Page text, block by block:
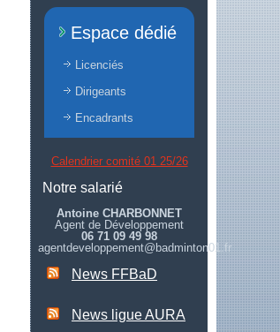
Espace dédié
Licenciés
Dirigeants
Encadrants
Calendrier comité 01 25/26
Notre salarié
Antoine CHARBONNET
Agent de Développement
06 71 09 49 98
agentdeveloppement@badminton01.fr
News FFBaD
News ligue AURA